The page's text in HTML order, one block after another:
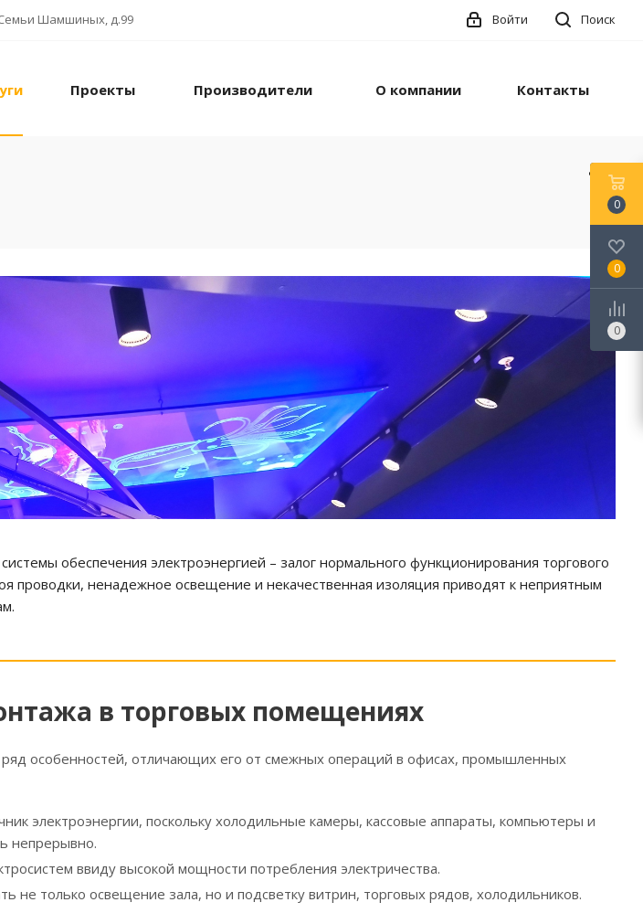
Семьи Шамшиных, д.99 Поиск
Войти
Проекты Производители О компании Контакты
обеспечения электроэнергией – залог нормального функционирования торгового
проводки, ненадежное освещение и некачественная изоляция приводят к неприятным
в торговых помещениях
особенностей, отличающих его от смежных операций в офисах, промышленных
электроэнергии, поскольку холодильные камеры, кассовые аппараты, компьютеры и
непрерывно.
ввиду высокой мощности потребления электричества.
не только освещение зала, но и подсветку витрин, торговых рядов, холодильников.
0
0
0